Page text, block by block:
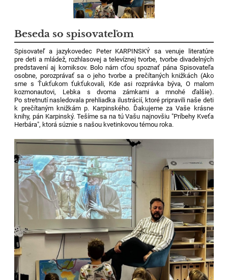
Beseda so spisovateľom
Spisovateľ a jazykovedec Peter KARPINSKÝ sa venuje literatúre
pre deti a mládež, rozhlasovej a televíznej tvorbe, tvorbe divadelných
predstavení aj komiksov. Bolo nám cťou spoznať pána Spisovateľa
osobne, porozprávať sa o jeho tvorbe a prečítaných knižkách (Ako
sme s Ťukťukom ťukťukovali, Kde asi rozprávka býva, O malom
kozmonautovi, Lebka s dvoma zámkami a mnohé ďalšie).
Po stretnutí nasledovala prehliadka ilustrácií, ktoré pripravili naše deti
k prečítaným knižkám p. Karpinského. Ďakujeme za Vaše krásne
knihy, pán Karpinský. Tešíme sa na tú Vašu najnovšiu "Príbehy Kveťa
Herbára", ktorá súznie s našou kvetinkovou témou roka.